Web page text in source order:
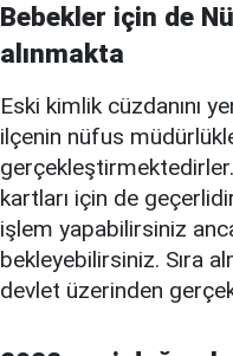
Bebekler için de
alınmakta
Eski kimlik cüzdanını
ilçenin nüfus
kartları için de
işlem yapabilirsiniz
bekleyebilirsiniz. Sıra
devlet üzerinden